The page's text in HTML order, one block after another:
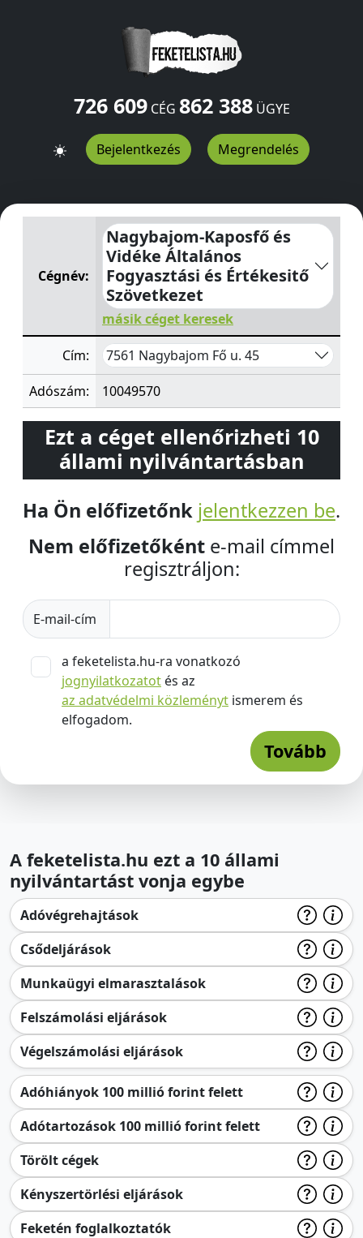
726 609CÉG 862 388ÜGYE
Bejelentkezés Megrendelés
Nagybajom-Kaposfő és Vidéke Általános Fogyasztási
Cégnév:
Nagybajom-Kaposfő és
Vidéke Általános
Fogyasztási és Értékesitő
Szövetkezet
másik céget keresek
Cím: 7561 Nagybajom Fő u. 45
Adószám: 10049570
Ezt a céget ellenőrizheti 10
állami nyilvántartásban
Ha Ön előfizetőnk jelentkezzen be.
Nem előfizetőként e-mail címmel
regisztráljon:
E-mail-cím
a feketelista.hu-ra vonatkozó
jognyilatkozatot és az
az adatvédelmi közleményt ismerem és
elfogadom.
Tovább
A feketelista.hu ezt a 10 állami
nyilvántartást vonja egybe
Adóvégrehajtások
Csődeljárások
Munkaügyi elmarasztalások
Felszámolási eljárások
Végelszámolási eljárások
Adóhiányok 100 millió forint felett
Adótartozások 100 millió forint felett
Törölt cégek
Kényszertörlési eljárások
Feketén foglalkoztatók